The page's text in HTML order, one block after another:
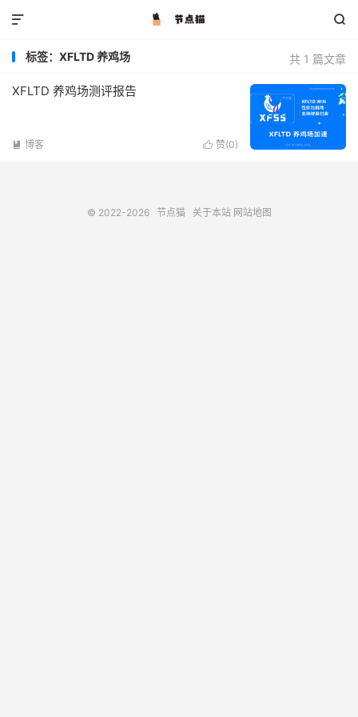


共 1 篇文章
标签：XFLTD 养鸡场
XFLTD 养鸡场测评报告
 赞(0)
 博客
© 2022-2026 节点猫 关于本站 网站地图